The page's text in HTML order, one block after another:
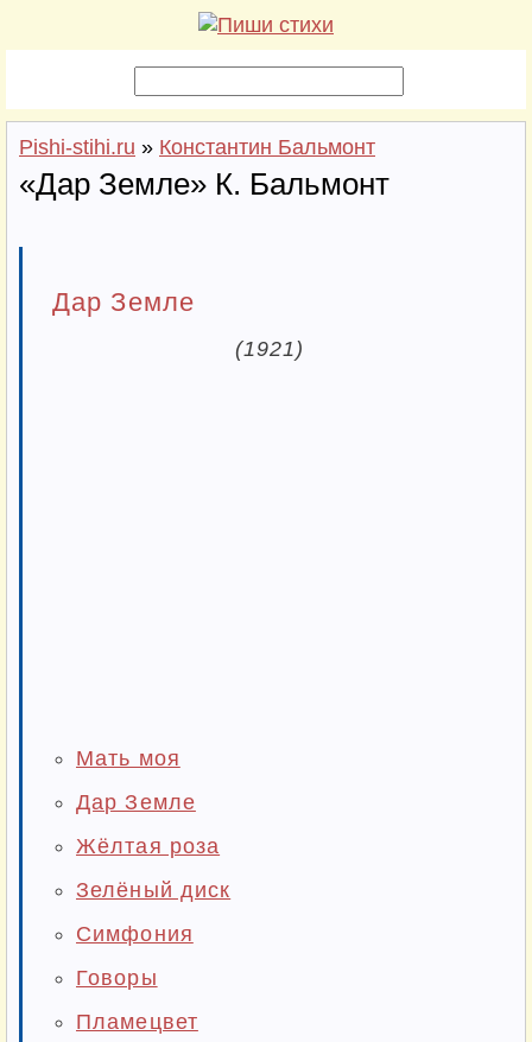
Pishi-stihi.ru » Константин Бальмонт
«Дар Земле» К. Бальмонт
Дар Земле
(1921)
Мать моя
Дар Земле
Жёлтая роза
Зелёный диск
Симфония
Говоры
Пламецвет